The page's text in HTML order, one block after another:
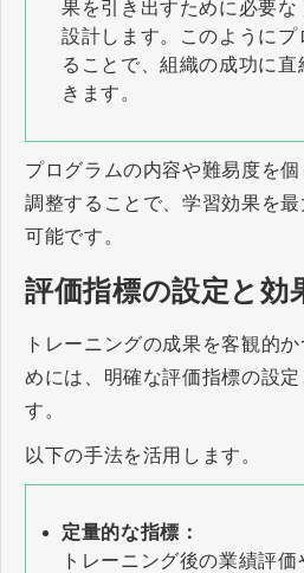
果を引き出すために必要な
設計します。このようにプ
ることで、組織の成功に
きます。
プログラムの内容や難易度を
調整することで、学習効果を
可能です。
評価指標の設定と効
トレーニングの成果を客観的
めには、明確な評価指標の設
す。
以下の手法を活用します。
定量的な指標：
トレーニング後の業績評